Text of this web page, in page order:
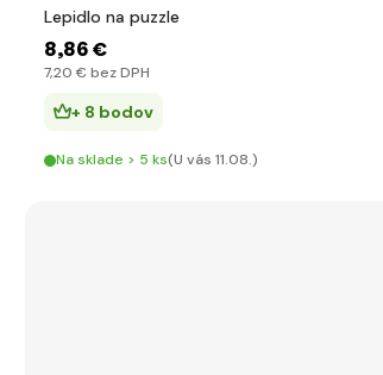
Lepidlo na puzzle
8,86 €
7,20 € bez DPH
+ 8 bodov
Na sklade > 5 ks(U vás 11.08.)